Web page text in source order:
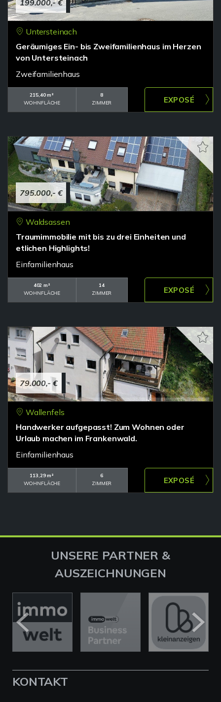
199.000,- €
Untersteinach
Geräumiges Ein- bis Zweifamilienhaus im Herzen
von Untersteinach
Zweifamilienhaus
215,40 m²
WOHNFLÄCHE
8
ZIMMER
795.000,- €
Waldsassen
Traumimmobilie mit bis zu drei Einheiten und
etlichen Highlights!
Einfamilienhaus
402 m²
WOHNFLÄCHE
14
ZIMMER
79.000,- €
Wallenfels
Handwerker aufgepasst! Zum Wohnen oder
Urlaub machen im Frankenwald.
Einfamilienhaus
113,29 m²
WOHNFLÄCHE
6
ZIMMER
UNSERE PARTNER &
AUSZEICHNUNGEN
KONTAKT